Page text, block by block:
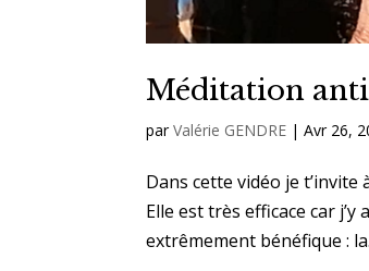
Méditation
parValérie GENDRE |Avr 26,
Dans cette vidéo je
Elle est très efficace car
extrêmement bénéfique :